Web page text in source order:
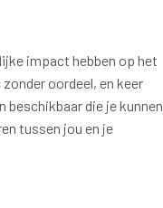
impact hebben op het
oordeel, en keer
beschikbaar die je kunnen
tussen jou en je